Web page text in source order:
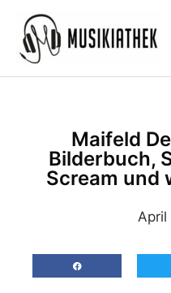
Inhalt
springen
Maifeld
Bilderbuch,
Scream und
April